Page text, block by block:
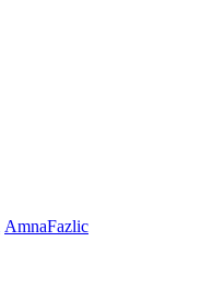
AmnaFazlic